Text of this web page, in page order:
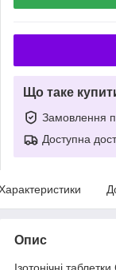
Що таке
Замовлення
Доступна
Опис
Ізотонічні